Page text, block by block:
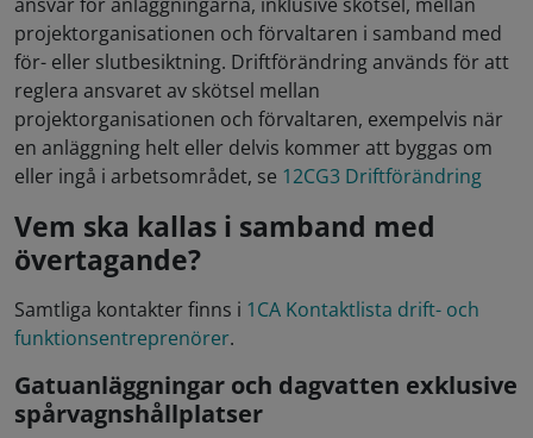
projektorganisationen och förvaltaren i samband med
för- eller slutbesiktning. Driftförändring används för att
reglera ansvaret av skötsel mellan
projektorganisationen och förvaltaren, exempelvis när
en anläggning helt eller delvis kommer att byggas om
eller ingå i arbetsområdet, se 12CG3 Driftförändring
Vem ska kallas i samband med
övertagande?
Samtliga kontakter finns i 1CA Kontaktlista drift- och
funktionsentreprenörer.
Gatuanläggningar och dagvatten exklusive
spårvagnshållplatser